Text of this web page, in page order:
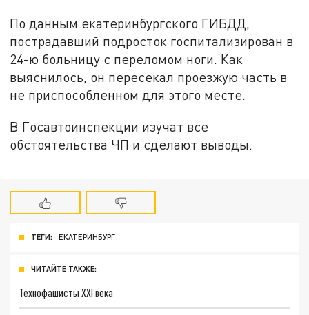
По данным екатеринбургского ГИБДД,
пострадавший подросток госпитализирован в
24-ю больницу с переломом ноги. Как
выяснилось, он пересекал проезжую часть в
не приспособленном для этого месте.
В Госавтоинспекции изучат все
обстоятельства ЧП и сделают выводы.
ТЕГИ: ЕКАТЕРИНБУРГ
ЧИТАЙТЕ ТАКЖЕ:
Технофашисты XXI века